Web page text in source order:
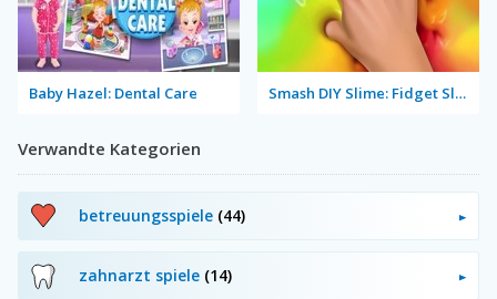
Baby Hazel: Dental Care Smash DIY Slime: Fidget Slimy
Verwandte Kategorien
betreuungsspiele (44)
zahnarzt spiele (14)